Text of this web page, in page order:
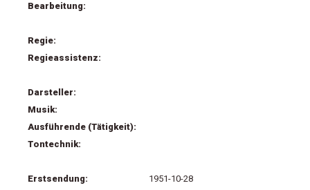
Bearbeitung:
Regie:
Regieassistenz:
Darsteller:
Musik:
Ausführende (Tätigkeit):
Tontechnik:
Erstsendung:
1951-10-28